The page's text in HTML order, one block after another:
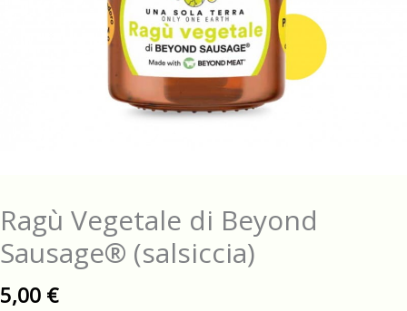
Ragù Vegetale di Beyond
Sausage® (salsiccia)
5,00 €